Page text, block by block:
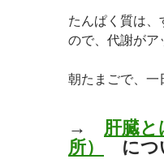
たんぱく質は、
ので、代謝がア
朝たまごで、一
→ 肝臓
所）
につ